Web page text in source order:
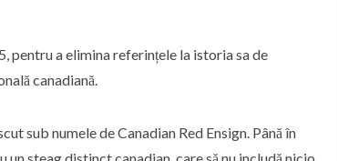
pentru a elimina referințele la istoria sa de
canadiană.
sub numele de Canadian Red Ensign. Până în